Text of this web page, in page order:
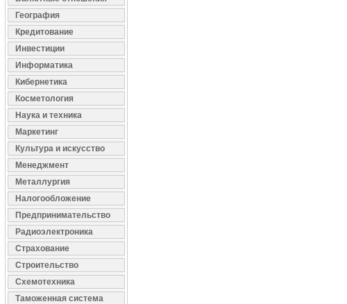
География
Кредитование
Инвестиции
Информатика
Кибернетика
Косметология
Наука и техника
Маркетинг
Культура и искусство
Менеджмент
Металлургия
Налогообложение
Предпринимательство
Радиоэлектроника
Страхование
Строительство
Схемотехника
Таможенная система